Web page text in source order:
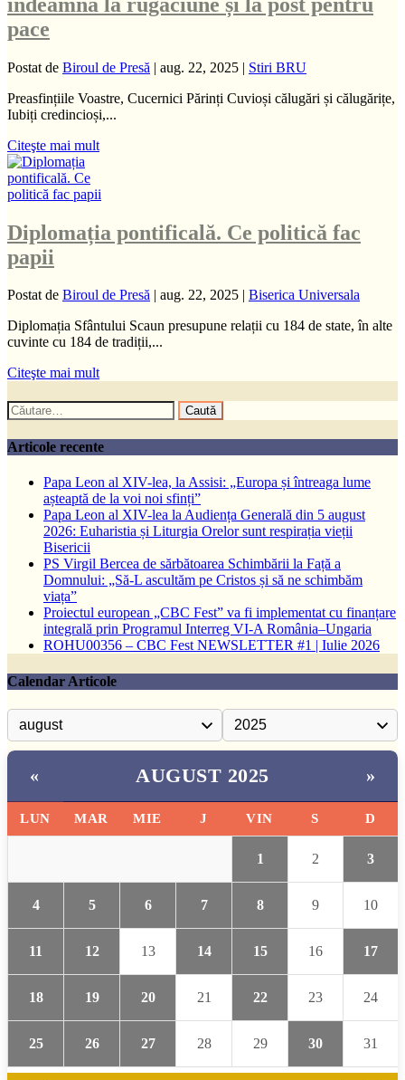
pace
Postat de Biroul de Presă | aug. 22, 2025 | Stiri BRU
Preasfințiile Voastre, Cucernici Părinți Cuvioși călugări și călugărițe,
Iubiți credincioși,...
Citeşte mai mult
Diplomația pontificală. Ce politică fac
papii
Postat de Biroul de Presă aug. 22, 2025
Biserica Universala
Diplomația Sfântului Scaun presupune relații cu 184 de state, în alte
cuvinte cu 184 de tradiții,...
Citeşte mai mult
Caută
după:
Articole recente
Papa Leon al XIV-lea, la Assisi: „Europa și întreaga lume
așteaptă de la voi noi sfinți”
Papa Leon al XIV-lea la Audiența Generală din 5 august
2026: Euharistia și Liturgia Orelor sunt respirația vieții
Bisericii
PS Virgil Bercea de sărbătoarea Schimbării la Față a
Domnului: „Să-L ascultăm pe Cristos și să ne schimbăm
viața”
Proiectul european „CBC Fest” va fi implementat cu finanțare
integrală prin Programul Interreg VI-A România–Ungaria
ROHU00356 – CBC Fest NEWSLETTER #1 | Iulie 2026
Calendar Articole
« AUGUST 2025 »
LUN MAR MIE J VIN S D
1 2 3
4 5 6 7 8 9 10
11 12 13 14 15 16 17
18 19 20 21 22 23 24
25 26 27 28 29 30 31